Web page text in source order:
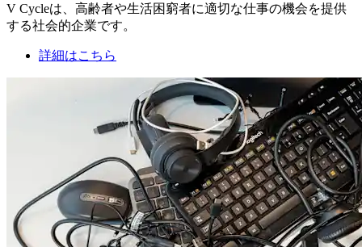
V Cycleは、高齢者や生活困窮者に適切な仕事の機会を提供
する社会的企業です。
詳細はこちら